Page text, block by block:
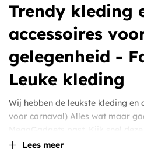
Trendy kleding
accessoires
gelegenheid -
Leuke kleding
Wij hebben de leukste kleding en
voor carnaval) Alles wat maar
MegaGadgets past. Kijk snel
sloffenen kostuums
Lees meer